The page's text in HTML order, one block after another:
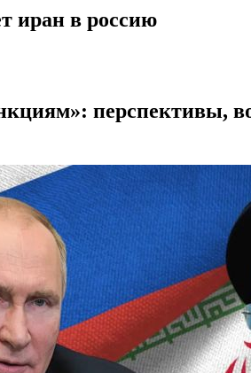
иран в россию
перспективы,